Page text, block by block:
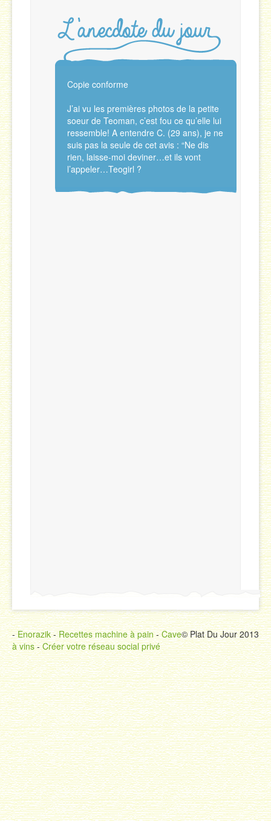
Copie conforme
J’ai vu les premières photos de la petite
soeur de Teoman, c’est fou ce qu’elle lui
ressemble! A entendre C. (29 ans), je ne
suis pas la seule de cet avis : “Ne dis
rien, laisse-moi deviner…et ils vont
l’appeler…Teogirl ?
© Plat Du Jour 2013
-Enorazik-Recettes machine à pain-Cave
à vins-Créer votre réseau social privé